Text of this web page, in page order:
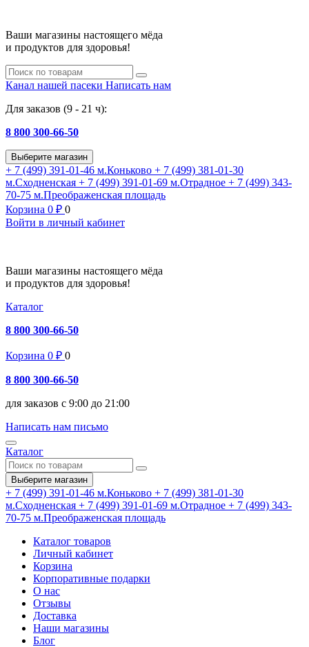
Ваши магазины настоящего мёда
и продуктов для здоровья!
Канал нашей пасеки Написать нам
Для заказов (9 - 21 ч):
8 800 300-66-50
Выберите магазин
+ 7 (499) 391-01-46 м.Коньково + 7 (499) 381-01-30
м.Сходненская + 7 (499) 391-01-69 м.Отрадное + 7 (499) 343-
70-75 м.Преображенская площадь
Корзина 0 ₽ 0
Войти в личный кабинет
Ваши магазины настоящего мёда
и продуктов для здоровья!
Каталог
8 800 300-66-50
Корзина 0 ₽ 0
8 800 300-66-50
для заказов с 9:00 до 21:00
Написать нам письмо
Каталог
Выберите магазин
+ 7 (499) 391-01-46 м.Коньково + 7 (499) 381-01-30
м.Сходненская + 7 (499) 391-01-69 м.Отрадное + 7 (499) 343-
70-75 м.Преображенская площадь
Каталог товаров
Личный кабинет
Корзина
Корпоративные подарки
О нас
Отзывы
Доставка
Наши магазины
Блог